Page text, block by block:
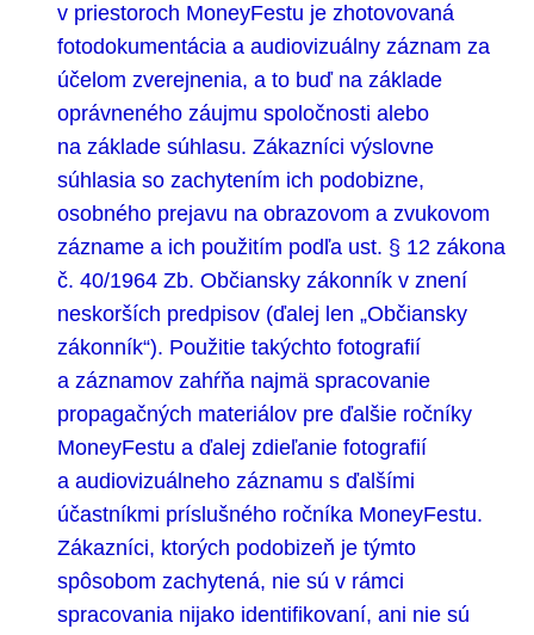
v priestoroch MoneyFestu je zhotovovaná
fotodokumentácia a audiovizuálny záznam za
účelom zverejnenia, a to buď na základe
oprávneného záujmu spoločnosti alebo
na základe súhlasu. Zákazníci výslovne
súhlasia so zachytením ich podobizne,
osobného prejavu na obrazovom a zvukovom
zázname a ich použitím podľa ust. § 12 zákona
č. 40/1964 Zb. Občiansky zákonník v znení
neskorších predpisov (ďalej len „Občiansky
zákonník“). Použitie takýchto fotografií
a záznamov zahŕňa najmä spracovanie
propagačných materiálov pre ďalšie ročníky
MoneyFestu a ďalej zdieľanie fotografií
a audiovizuálneho záznamu s ďalšími
účastníkmi príslušného ročníka MoneyFestu.
Zákazníci, ktorých podobizeň je týmto
spôsobom zachytená, nie sú v rámci
spracovania nijako identiﬁkovaní, ani nie sú